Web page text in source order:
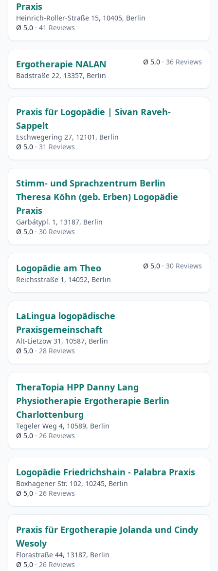
Praxis
Heinrich-Roller-Straße 15, 10405, Berlin
Ø 5,0 · 41 Reviews
Ergotherapie NALAN
Badstraße 22, 13357, Berlin
Ø 5,0 · 36 Reviews
Praxis für Logopädie | Sivan Raveh-
Sappelt
Eschwegering 27, 12101, Berlin
Ø 5,0 · 31 Reviews
Stimm- und Sprachzentrum Berlin
Theresa Köhn (geb. Erben) Logopädie
Praxis
Garbátypl. 1, 13187, Berlin
Ø 5,0 · 30 Reviews
Logopädie am Theo
Reichsstraße 1, 14052, Berlin
Ø 5,0 · 30 Reviews
LaLingua logopädische
Praxisgemeinschaft
Alt-Lietzow 31, 10587, Berlin
Ø 5,0 · 28 Reviews
TheraTopia HPP Danny Lang
Physiotherapie Ergotherapie Berlin
Charlottenburg
Tegeler Weg 4, 10589, Berlin
Ø 5,0 · 26 Reviews
Logopädie Friedrichshain - Palabra Praxis
Boxhagener Str. 102, 10245, Berlin
Ø 5,0 · 26 Reviews
Praxis für Ergotherapie Jolanda und Cindy
Wesoly
Florastraße 44, 13187, Berlin
Ø 5,0 · 26 Reviews